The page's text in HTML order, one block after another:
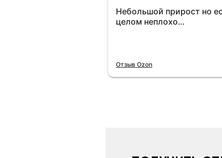
Небольшой прирост но
целом неплохо…
Отзыв Ozon